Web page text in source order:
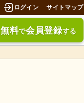
ログイン サイトマップ
無料で会員登録する